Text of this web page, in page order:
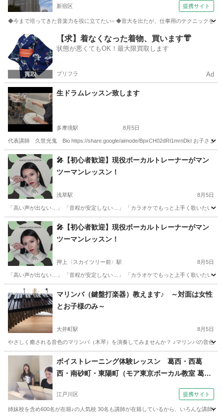
新宿区 提携サイト
◆今まで培ってきた音楽力を役に立てたい− ◆音大を出たが、仕事用のテクニックを
東京 新宿区 ピアノ
【求】着なくなった着物、買います👘
状態が悪くてもOK！最大限買取します
プリフラ Ad
生ドラムレッスン致します
多摩境駅 8月5日
代表講師 久世光鬼 Bio https://share.google/aimode/BpxCH02dRI1mrnDkI お子さま
東京 八王子市 多摩境駅 ドラム 夏休み
🎤【初心者歓迎】現役ボーカルトレーナーがマン
ツーマンレッスン！
浅草駅 8月5日
「高い声が出ない…」 「音程が安定しない…」 「カラオケでもっと上手く歌いたい
東京 台東区 浅草駅 ボーカル レッスン
🎤【初心者歓迎】現役ボーカルトレーナーがマン
ツーマンレッスン！
押上〈スカイツリー前〉駅 8月5日
「高い声が出ない…」 「音程が安定しない…」 「カラオケでもっと上手く歌いたい
墨田区 押上〈スカイツリー前〉駅 ボーカル レッスン
マリンバ（鍵盤打楽器）教えます♪ ～対面は女性
とお子様のみ～
大井町駅 8月5日
やさしく癒される音色のマリンバ（木琴）を演奏してみませんか？ ♪マリンバの音色
東京 品川区 大井町駅 マリンバ
ボイストレーニング体験レッスン 葛西・西葛
西・南砂町・東陽町（モア東京ボーカル教室 葛西
江戸川区 提携サイト
姉妹校を含め600名が在籍♪の人気校 30名も講師が在籍しているから、いろんな講師